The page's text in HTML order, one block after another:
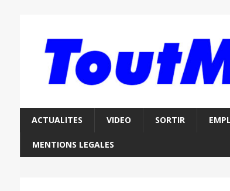
ACTUALITES VIDEO SORTIR
MENTIONS LEGALES